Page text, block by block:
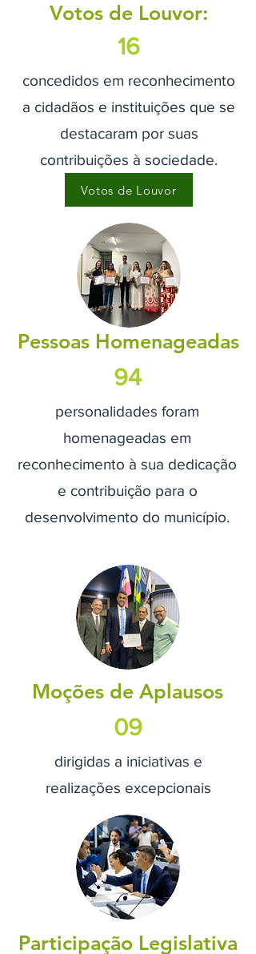
Votos de Louvor:
16
concedidos em reconhecimento
a cidadãos e instituições que se
destacaram por suas
contribuições à sociedade.
Votos de Louvor
Pessoas Homenageadas
94
personalidades foram
homenageadas em
reconhecimento à sua dedicação
e contribuição para o
desenvolvimento do município.
Moções de Aplausos
09
dirigidas a iniciativas e
realizações excepcionais
Participação Legislativa